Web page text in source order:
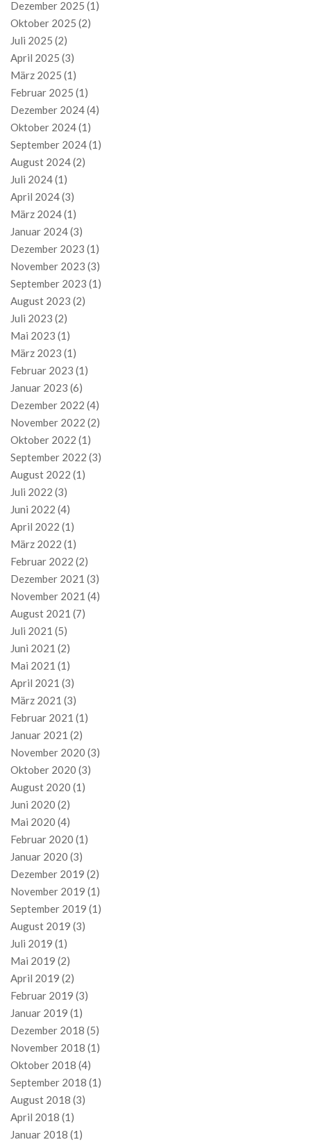
Dezember 2025 (1)
Oktober 2025 (2)
Juli 2025 (2)
April 2025 (3)
März 2025 (1)
Februar 2025 (1)
Dezember 2024(4)
Oktober 2024(1)
September 2024(1)
August 2024(2)
Juli 2024(1)
April 2024(3)
März 2024(1)
Januar 2024(3)
Dezember 2023 (1)
November 2023 (3)
September 2023 (1)
August 2023 (2)
Juli 2023 (2)
Mai 2023 (1)
März 2023 (1)
Februar 2023 (1)
Januar 2023 (6)
Dezember 2022 (4)
November 2022 (2)
Oktober 2022 (1)
September 2022 (3)
August 2022 (1)
Juli 2022 (3)
Juni 2022 (4)
April 2022 (1)
März 2022 (1)
Februar 2022 (2)
Dezember 2021 (3)
November 2021 (4)
August 2021 (7)
Juli 2021 (5)
Juni 2021 (2)
Mai 2021 (1)
April 2021 (3)
März 2021 (3)
Februar 2021 (1)
Januar 2021 (2)
November 2020 (3)
Oktober 2020 (3)
August 2020 (1)
Juni 2020 (2)
Mai 2020 (4)
Februar 2020 (1)
Januar 2020 (3)
Dezember 2019 (2)
November 2019 (1)
September 2019 (1)
August 2019 (3)
Juli 2019 (1)
Mai 2019 (2)
April 2019 (2)
Februar 2019 (3)
Januar 2019 (1)
Dezember 2018 (5)
November 2018 (1)
Oktober 2018 (4)
September 2018 (1)
August 2018 (3)
April 2018 (1)
Januar 2018 (1)